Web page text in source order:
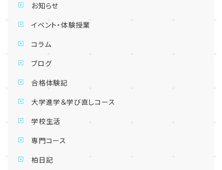
お知らせ
イベント・体験授業
コラム
ブログ
合格体験記
大学進学＆学び直しコース
学校生活
専門コース
柏日記